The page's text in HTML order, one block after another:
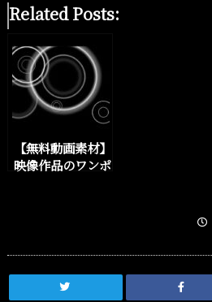
Related Posts:
【無料動画素材】
映像作品のワンポ